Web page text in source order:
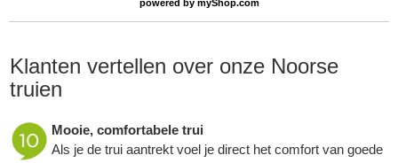
powered by myShop.com
Klanten vertellen over onze Noorse
truien
Mooie, comfortabele trui
Als je de trui aantrekt voel je direct het comfort van goede